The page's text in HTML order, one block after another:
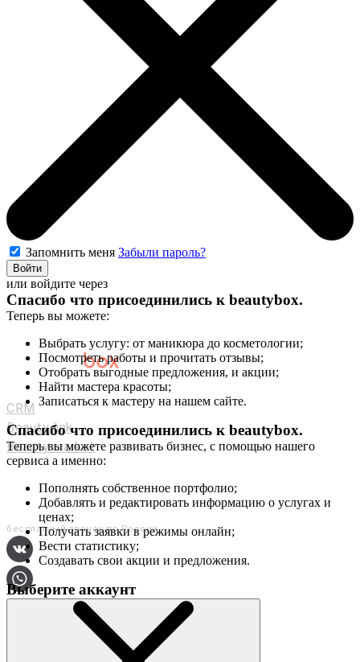
Мастерам и салонам
CRM
Beauty link
Beauty market
Приложение
Мы в соц. сетях
+7 (800) 551-80-29
бесплатный звонок по России
О сервисе
Запомнить меня Забыли пароль?
Войти
или войдите через
Спасибо что присоединились к beautybox.
Теперь вы можете:
Выбрать услугу: от маникюра до косметологии;
Посмотреть работы и прочитать отзывы;
Отобрать выгодные предложения, и акции;
Найти мастера красоты;
Записаться к мастеру на нашем сайте.
Спасибо что присоединились к beautybox.
Теперь вы можете развивать бизнес, с помощью нашего
сервиса а именно:
Пополнять собственное портфолио;
Добавлять и редактировать информацию о услугах и
ценах;
Получать заявки в режимы онлайн;
Вести статистику;
Создавать свои акции и предложения.
Выберите аккаунт